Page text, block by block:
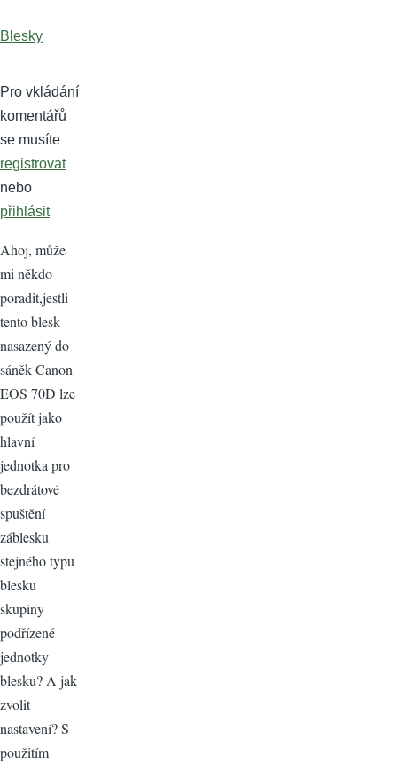
Blesky
Pro vkládání
komentářů
se musíte
registrovat
nebo
přihlásit
Ahoj, může
mi někdo
poradit,jestli
tento blesk
nasazený do
sáněk Canon
EOS 70D lze
použít jako
hlavní
jednotka pro
bezdrátové
spuštění
záblesku
stejného typu
blesku
skupiny
podřízené
jednotky
blesku? A jak
zvolit
nastavení? S
použitím